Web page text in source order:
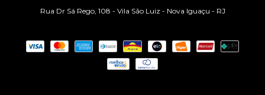
Rua Dr Sá Rego, 108 - Vila São Luiz - Nova Iguaçu - RJ